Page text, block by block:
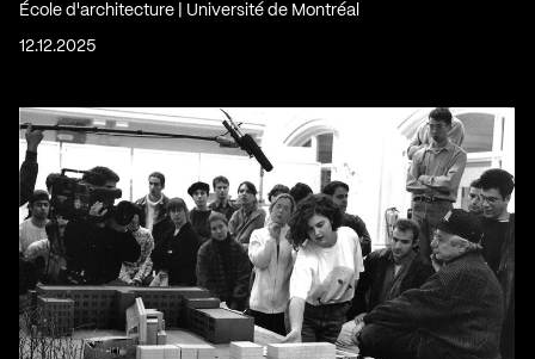
École d'architecture | Université de Montréal
12.12.2025